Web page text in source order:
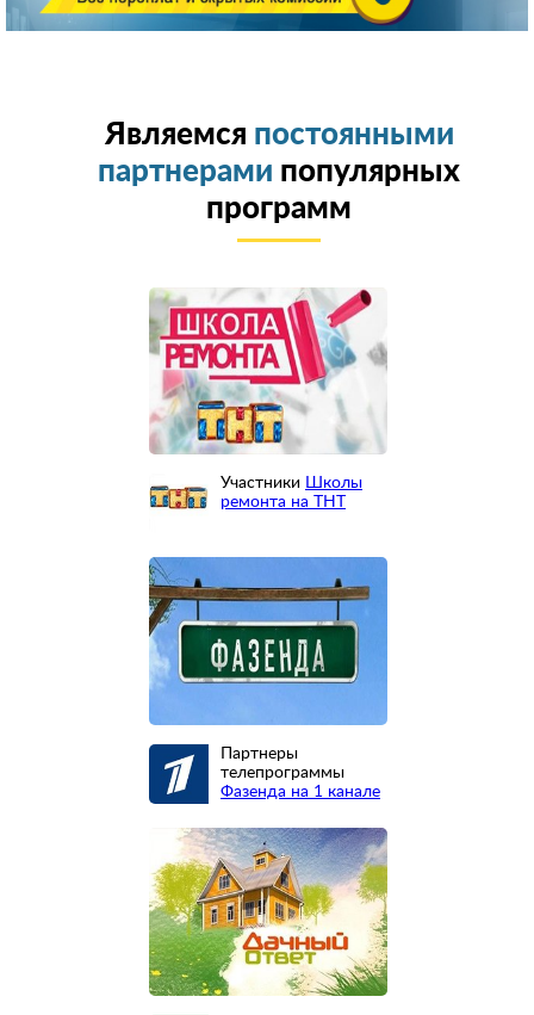
Являемся постоянными
партнерами популярных
программ
Участники Школы
ремонта на ТНТ
Партнеры
телепрограммы
Фазенда на 1 канале